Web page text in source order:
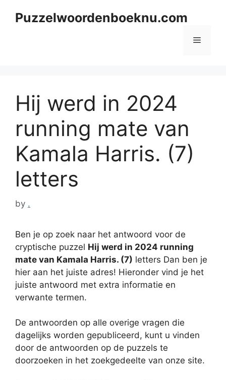
Puzzelwoordenboeknu.com
Menu
Hij werd in 2024
running mate van
Kamala Harris. (7)
letters
by .
Ben je op zoek naar het antwoord voor de
cryptische puzzel Hij werd in 2024 running
mate van Kamala Harris. (7) letters Dan ben je
hier aan het juiste adres! Hieronder vind je het
juiste antwoord met extra informatie en
verwante termen.
De antwoorden op alle overige vragen die
dagelijks worden gepubliceerd, kunt u vinden
door de antwoorden op de puzzels te
doorzoeken in het zoekgedeelte van onze site.